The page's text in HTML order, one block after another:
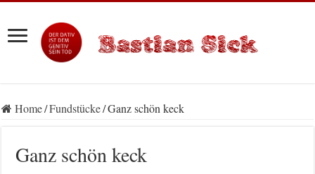
Home/Fundstücke/Ganz schön keck
Ganz schön keck